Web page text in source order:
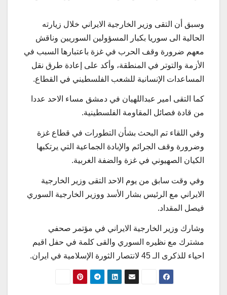
وسبق أن التقى وزير الخارجية الايراني خلال زيارته
الحالية الى سوريا بكبار المسؤولين السوريين وناقش
معهم ضرورة وقف الحرب في غزة باعتبارها السبب في
الأزمة والتوتر في المنطقة، وأكد على إعادة طرق نقل
المساعدات الإنسانية للشعب الفلسطيني في القطاع.
كما التقى امير عبداللهيان في دمشق مساء الاحد عددا
من قادة فصائل المقاومة الفلسطينية.
وفي اللقاء تم البحث بشأن التطورات في قطاع غزة
وضرورة وقف الجرائم والإبادة الجماعية التي يرتكبها
الكيان الصهيوني في غزة والضفة الغربية.
وفي وقت سابق من يوم الاحد التقى وزير الخارجية
الايراني مع الرئيس بشار الأسد ووزير الخارجية السوري
فيصل المقداد.
وشارك وزير الخارجية الايراني في مؤتمر صحفي
مشترك مع نظيره السوري والقى كلمة في حفل اقيم
احياء للذكرى الـ 45 لانتصار الثورة الإسلامية في ايران.